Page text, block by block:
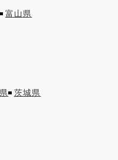
富山県
茨城県